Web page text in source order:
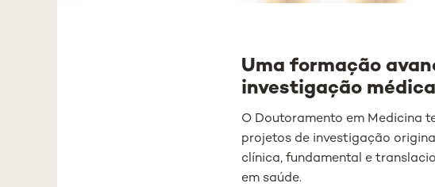
Uma formação
investigação
O Doutoramento em Medicina
projetos de investigação
clínica, fundamental e
em saúde.